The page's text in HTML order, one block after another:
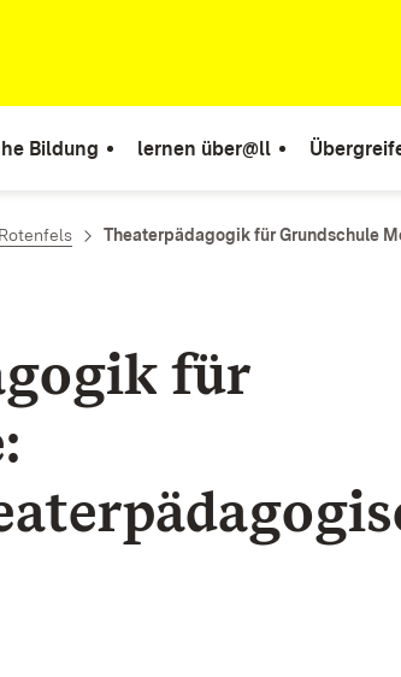
Bildung lernen über@ll
Theaterpädagogik für Grundschule
für